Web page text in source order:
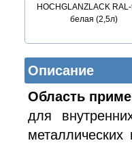
Описание
Область
для